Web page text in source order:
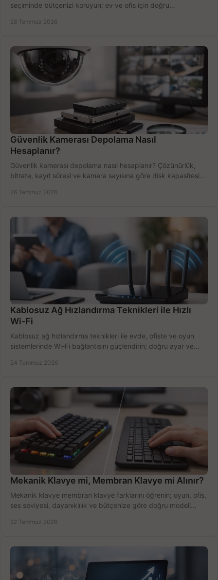
seçiminde bütçenizi koruyun; ev ve ofis için doğru
28 Temmuz 2026
Güvenlik Kamerası Depolama Nasıl
Hesaplanır?
Güvenlik kamerası depolama nasıl hesaplanır? Çözünürlük,
bitrate, kayıt süresi ve kamera sayısına göre disk kapasitesini
26 Temmuz 2026
Kablosuz Ağ Hızlandırma Teknikleri ile Hızlı
Wi-Fi
Kablosuz ağ hızlandırma teknikleri ile evde, ofiste ve oyun
sistemlerinde Wi-Fi bağlantısını güçlendirin; doğru ayar ve
24 Temmuz 2026
Mekanik Klavye mi, Membran Klavye mi Alınır?
Mekanik klavye membran klavye farklarını öğrenin; oyun, ofis,
ses seviyesi, dayanıklılık ve bütçenize göre doğru modeli
22 Temmuz 2026